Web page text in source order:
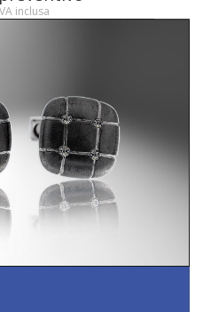
inclusa